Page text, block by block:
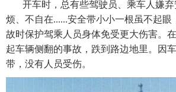
开车时，总有些驾驶员、乘车人嫌弃
烦、不自在......安全带小小一根虽不起眼
故时保护驾乘人员身体免受更大伤害。
起车辆侧翻的事故，跌到路边地里。因
带，没有人员受伤。